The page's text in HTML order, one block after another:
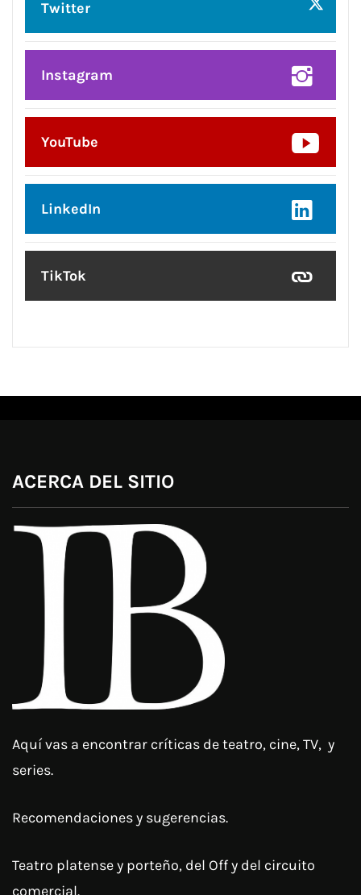
Twitter
Instagram
YouTube
LinkedIn
TikTok
ACERCA DEL SITIO
Aquí vas a encontrar críticas de teatro, cine, TV, y
series.
Recomendaciones y sugerencias.
Teatro platense y porteño, del Off y del circuito
comercial.